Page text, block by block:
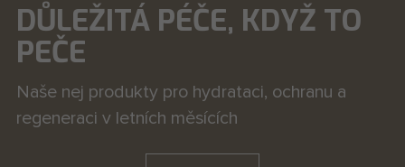
DŮLEŽITÁ PÉČE, KDYŽ TO
PEČE
Naše nej produkty pro hydrataci, ochranu a
regeneraci v letních měsících